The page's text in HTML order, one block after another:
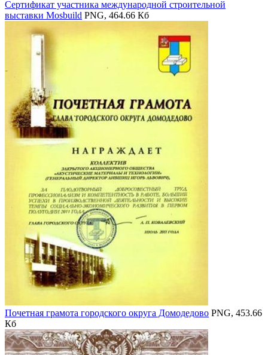
Сертификат участника международной строительной
выставки Mosbuild PNG, 464.66 Кб
Почетная грамота городского округа Домодедово PNG, 453.66
Кб